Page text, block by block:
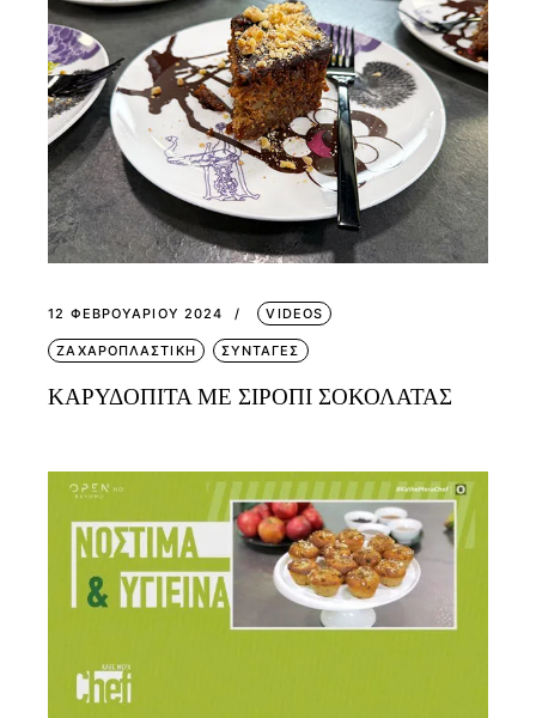
12 ΦΕΒΡΟΥΑΡΊΟΥ 2024 VIDEOS
ΖΑΧΑΡΟΠΛΑΣΤΙΚΗ ΣΥΝΤΑΓΕΣ
ΚΑΡΥΔΟΠΙΤΑ ΜΕ ΣΙΡΟΠΙ ΣΟΚΟΛΑΤΑΣ